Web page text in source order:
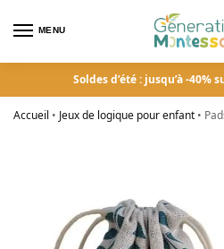
MENU
Soldes d’été : jusqu’à -40%
Accueil • Jeux de logique pour enfant •